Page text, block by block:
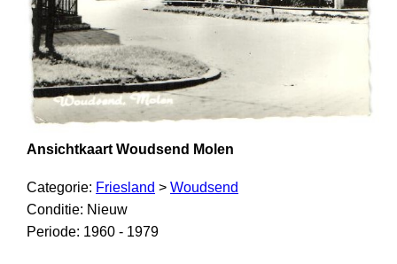
Ansichtkaart Woudsend Molen
Categorie: Friesland > Woudsend
Conditie: Nieuw
Periode: 1960 - 1979